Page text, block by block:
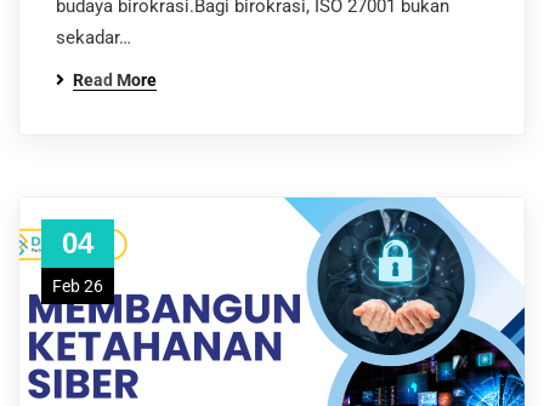
budaya birokrasi.Bagi birokrasi, ISO 27001 bukan
sekadar…
Read More
04
Feb 26